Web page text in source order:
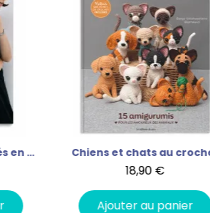
et chats au crochet
Ajouter au panier